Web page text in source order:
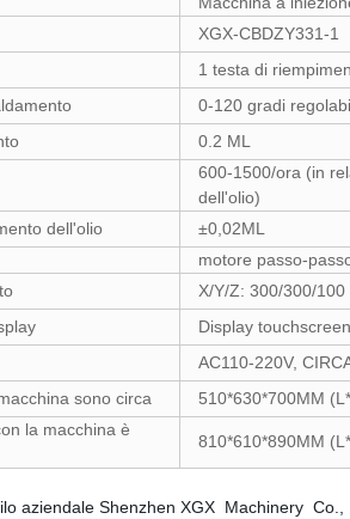
XGX-CBDZY331-1
1 testa di
0-120 gradi
0.2 ML
600-1500/ora (in
dell'olio)
dell'olio
±0,02ML
motore passo-
X/Y/Z: 300/300/100
Display
AC110-220V,
sono circa
510*630*700MM
la macchina è
810*610*890MM
aziendale Shenzhen XGX Machinery Co.,